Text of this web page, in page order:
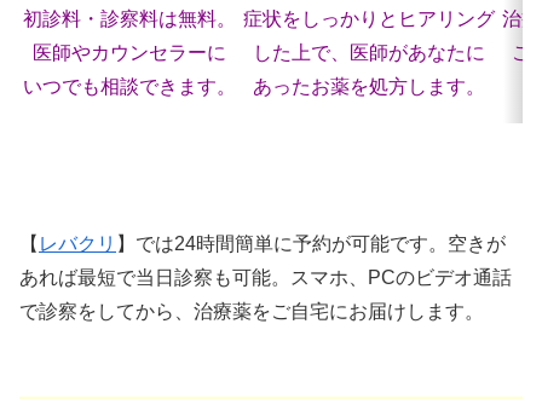
初診料・診察料は無料。
医師やカウンセラーに
いつでも相談できます。
症状をしっかりとヒアリング
した上で、医師があなたに
あったお薬を処方します。
治
ご
【 レバクリ 】では24時間簡単に予約が可能です。空きが
あれば最短で当日診察も可能。スマホ、PCのビデオ通話
で診察をしてから、治療薬をご自宅にお届けします。